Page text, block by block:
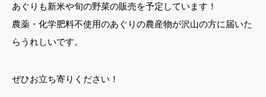
あぐりも新米や旬の野菜の販売を予定しています！
農薬・化学肥料不使用のあぐりの農産物が沢山の方に届いた
らうれしいです。
ぜひお立ち寄りください！